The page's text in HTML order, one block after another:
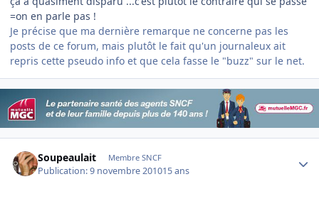
=on en parle pas !
Je précise que ma dernière remarque ne concerne pas les
posts de ce forum, mais plutôt le fait qu'un journaleux ait
repris cette pseudo info et que cela fasse le "buzz" sur le net.
Soupeaulait Membre SNCF
Publication:9 novembre 201015 ans